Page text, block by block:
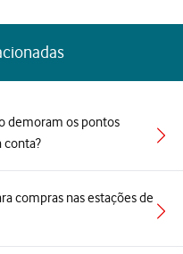
demoram os pontos
conta?
compras nas estações de